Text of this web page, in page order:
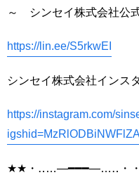
～ シンセイ株式会社公
https://lin.ee/S5rkwEI
シンセイ株式会社インス
https://instagram.com/
★★・‥…―━━━―…‥・